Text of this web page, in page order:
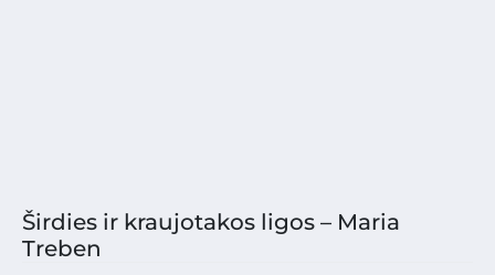
Širdies ir kraujotakos ligos – Maria
Treben